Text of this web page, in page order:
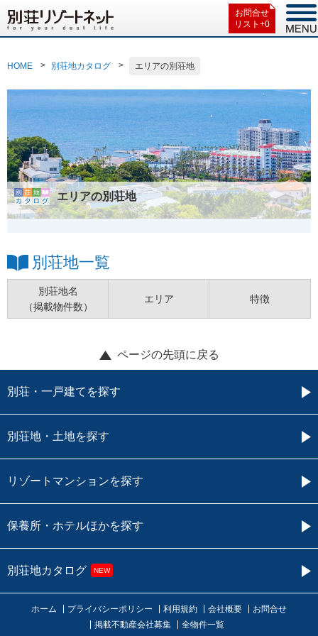
お問合せ
リスト+0
HOME 別荘地カタログ エリアの別荘地
エリアの別荘地
別荘地一覧
別荘地名
（掲載物件数）
エリア 特徴
ページの先頭に戻る
別荘・一戸建てを探す
別荘地・土地を探す
リゾートマンションを探す
保養所・ホテルほかを探す
別荘地カタログ NEW
ホーム プライバシーポリシー 利用規約 会社概要
お問合せ
掲載不動産会社募集
全物件一覧